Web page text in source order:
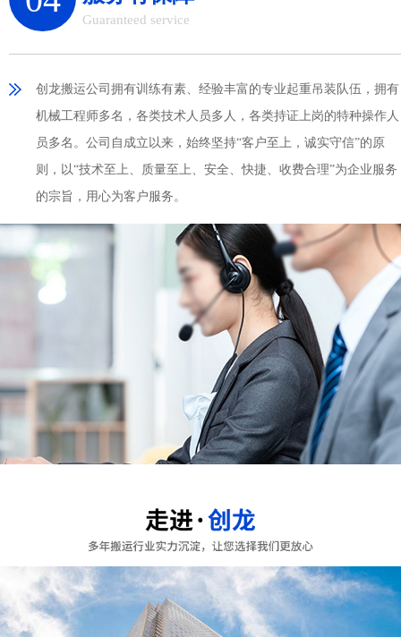
Guaranteed service
创龙搬运公司拥有训练有素、经验丰富的专业起重吊装队伍，拥有
机械工程师多名，各类技术人员多人，各类持证上岗的特种操作人
员多名。公司自成立以来，始终坚持“客户至上，诚实守信”的原
则，以“技术至上、质量至上、安全、快捷、收费合理”为企业服务
的宗旨，用心为客户服务。